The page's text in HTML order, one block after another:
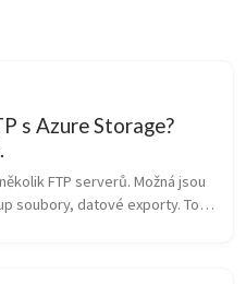
s Azure Storage?
FTP serverů. Možná jsou
soubory, datové exporty. To